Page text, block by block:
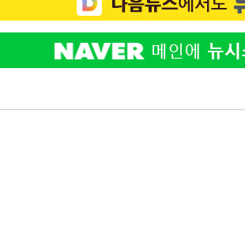
뛰고 2경기 침묵…LAFC, 톨루카에 1-0 승리(종합)
묵' 손흥민, 톨루카전 68분만 뛰고 슈팅 0개
울서 AT마드리드 입단식…'전례 없는 특급대우'
대통령 취임 하루만에 차량폭탄 폭발 사건